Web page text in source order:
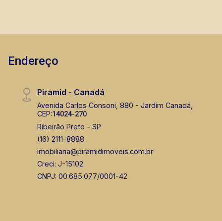
Endereço
Piramid - Canadá
Avenida Carlos Consoni, 880 - Jardim Canadá,
CEP:14024-270
Ribeirão Preto - SP
(16) 2111-8888
imobiliaria@piramidimoveis.com.br
Creci: J-15102
CNPJ: 00.685.077/0001-42